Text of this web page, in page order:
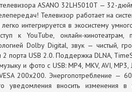
ASANO 32LH5010T — 32-
Телевизор работает на
интегрируется в экосистему
к YouTube, онлайн-кинотеатрам,
Dolby Digital, звук — чистый,
2 порта USB 2.0. Поддержка DLNA,
и фото с USB: MP4, MKV, AVI,
200х200. Энергопотребление —
вносить изменения в